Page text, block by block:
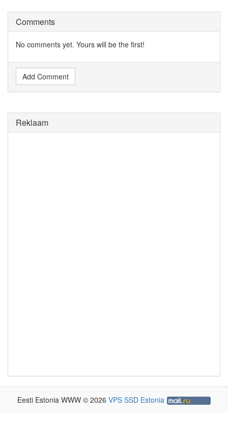
Comments
No comments yet. Yours will be the first!
Add Comment
Reklaam
Eesti Estonia WWW © 2026 VPS SSD Estonia